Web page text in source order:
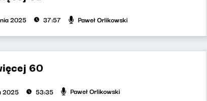
2025 37:57 Paweł Orlikowski
60
2025 53:35 Paweł Orlikowski